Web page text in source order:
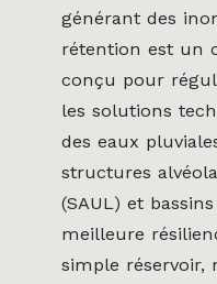
générant des
rétention est un
conçu pour
les solutions
des eaux
structures
(SAUL) et
meilleure
simple réservoir,